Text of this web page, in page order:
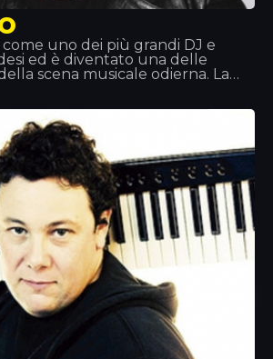
uno dei più grandi DJ e
ed è diventato una delle
scena musicale odierna. La
è diventato uno dei musicisti più
perché la sua compagnia è